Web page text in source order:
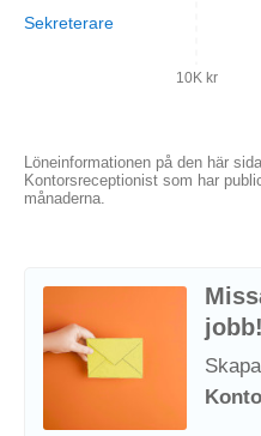
Sekreterare
10K kr
Löneinformationen på den här
Kontorsreceptionist som har
månaderna.
jobb!